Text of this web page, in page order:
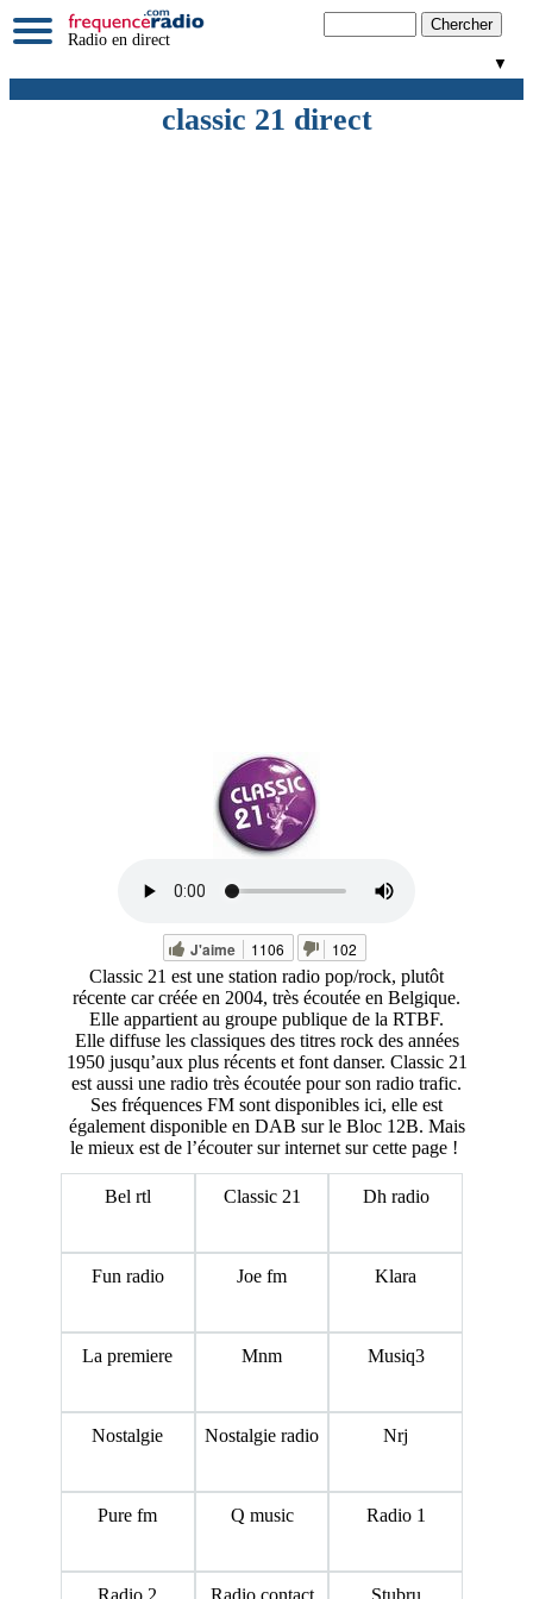
Radio en direct
▼
classic 21 direct
J'aime 1106
102
Classic 21 est une station radio pop/rock, plutôt
récente car créée en 2004, très écoutée en Belgique.
Elle appartient au groupe publique de la RTBF.
Elle diffuse les classiques des titres rock des années
1950 jusqu’aux plus récents et font danser. Classic 21
est aussi une radio très écoutée pour son radio trafic.
Ses fréquences FM sont disponibles ici, elle est
également disponible en DAB sur le Bloc 12B. Mais
le mieux est de l’écouter sur internet sur cette page !
Bel rtl Classic 21 Dh radio
Fun radio Joe fm Klara
La premiere Mnm Musiq3
Nostalgie Nostalgie radio Nrj
Pure fm Q music Radio 1